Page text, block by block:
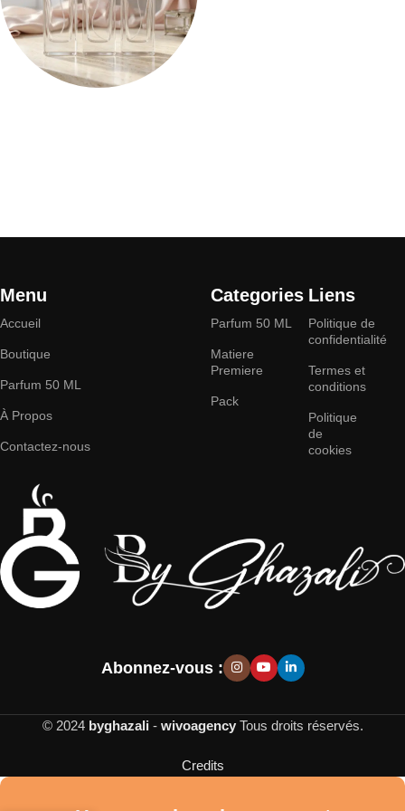
Menu
Accueil
Boutique
Parfum 50 ML
À Propos
Contactez-nous
Categories
Parfum 50 ML
Matiere
Premiere
Pack
Liens
Politique de
confidentialité
Termes et
conditions
Politique
de
cookies
Abonnez-vous :
© 2024 byghazali- wivoagencyTous droits réservés.
Credits